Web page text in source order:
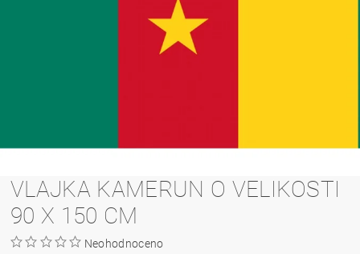
VLAJKA KAMERUN O VELIKOSTI
90 X 150 CM
Neohodnoceno